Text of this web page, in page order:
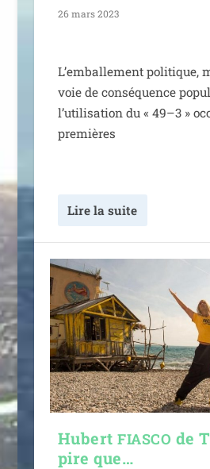
26 mars 2023
L’emballement poli­tique,
voie de consé­quence
l’utilisation du « 49–3 »
premières
Lire la suite
HubertFIASCO de
pire que…